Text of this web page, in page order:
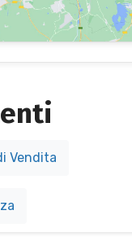
Vendita